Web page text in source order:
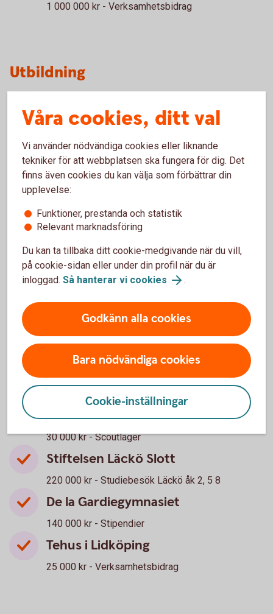
1 000 000 kr - Verksamhetsbidrag
Utbildning
Internationella kultur kvinnor
20 000 kr - Verksamhetsbidrag 2019
Studieförbundet Vuxenskolan
29 300 kr - Keramikkurs för personer med
Lidköpings Kommun, Solhaga
15 000 kr - Målarkurs
Skaraborgs Sjukhus
barnmottagning
Campus SFI, Lidköpings kommun
800 000 kr - Skolprojektet "Ekonomikollen"
Equmenia Lidköping
30 000 kr - Scoutläger
Stiftelsen Läckö Slott
220 000 kr - Studiebesök Läckö åk 2, 5 8
De la Gardiegymnasiet
140 000 kr - Stipendier
Tehus i Lidköping
25 000 kr - Verksamhetsbidrag
Våra cookies, ditt val
Vi använder nödvändiga cookies eller liknande
tekniker för att webbplatsen ska fungera för dig. Det
finns även cookies du kan välja som förbättrar din
upplevelse:
Funktioner, prestanda och statistik
Relevant marknadsföring
Du kan ta tillbaka ditt cookie-medgivande när du vill,
på cookie-sidan eller under din profil när du är
inloggad. Så hanterar vi cookies .
Godkänn alla cookies
Bara nödvändiga cookies
Cookie-inställningar